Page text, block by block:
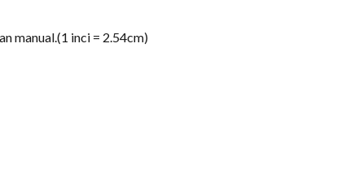
manual.(1 inci = 2.54cm)